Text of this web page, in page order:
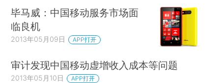
毕马威：中国移动服务市场面
临良机
2013年05月09日 APP打开
审计发现中国移动虚增收入成本等问题
2013年05月10日 APP打开